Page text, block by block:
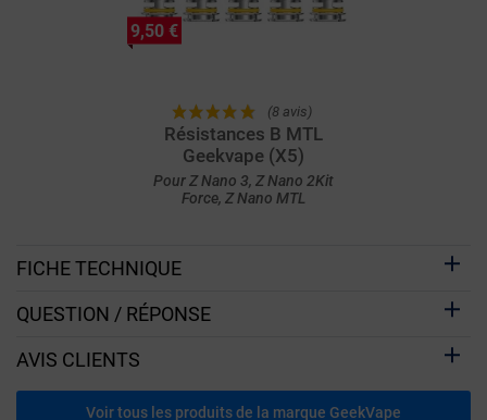
(8 avis)
Résistances B MTL
Geekvape (X5)
Pour Z Nano 3, Z Nano 2Kit
Force, Z Nano MTL
9,50 €
FICHE TECHNIQUE
QUESTION / RÉPONSE
AVIS CLIENTS
Voir tous les produits de la marque GeekVape